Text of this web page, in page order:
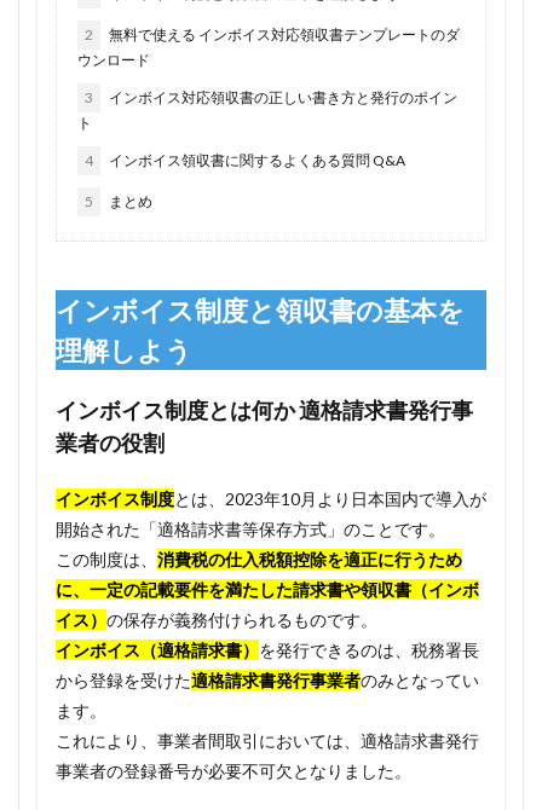
2
無料で使える インボイス対応領収書テンプレートのダ
ウンロード
3
インボイス対応領収書の正しい書き方と発行のポイン
ト
4 インボイス領収書に関するよくある質問 Q&A
5 まとめ
インボイス制度と領収書の基本を
理解しよう
インボイス制度とは何か 適格請求書発行事
業者の役割
インボイス制度とは、2023年10月より日本国内で導入が
開始された「適格請求書等保存方式」のことです。
この制度は、 消費税の仕入税額控除を適正に行うため
に、一定の記載要件を満たした請求書や領収書（インボ
イス） の保存が義務付けられるものです。
インボイス（適格請求書） を発行できるのは、税務署長
から登録を受けた適格請求書発行事業者のみとなってい
ます。
これにより、事業者間取引においては、適格請求書発行
事業者の登録番号が必要不可欠となりました。